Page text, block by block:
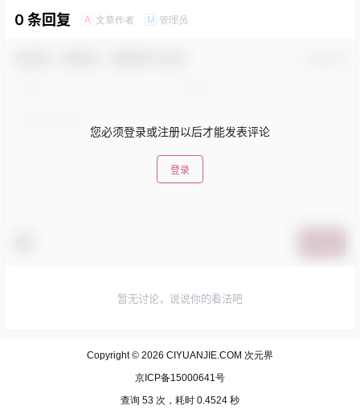
0 条回复 A 文章作者 M 管理员
您必须登录或注册以后才能发表评论
登录
暂无讨论，说说你的看法吧
Copyright © 2026 CIYUANJIE.COM 次元界
京ICP备15000641号
查询 53 次，耗时 0.4524 秒